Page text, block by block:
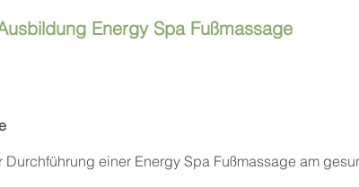
Energy Spa Fußmassage
einer Energy Spa Fußmassage am